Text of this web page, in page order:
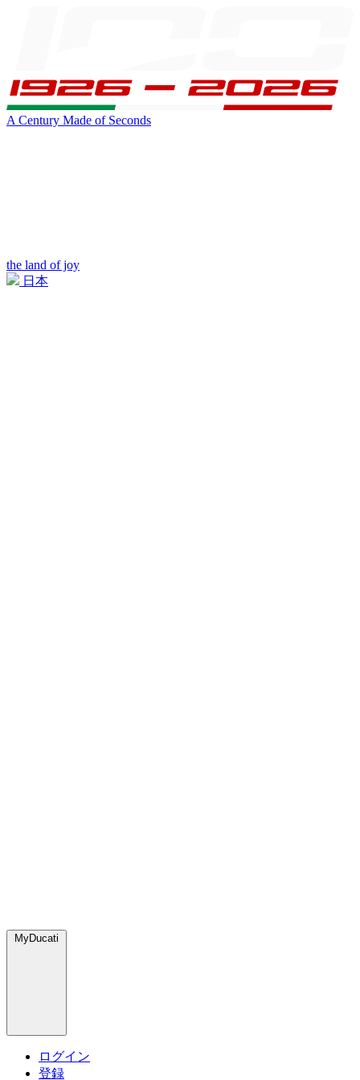
A Century Made of Seconds
the land of joy
日本
MyDucati
ログイン
登録